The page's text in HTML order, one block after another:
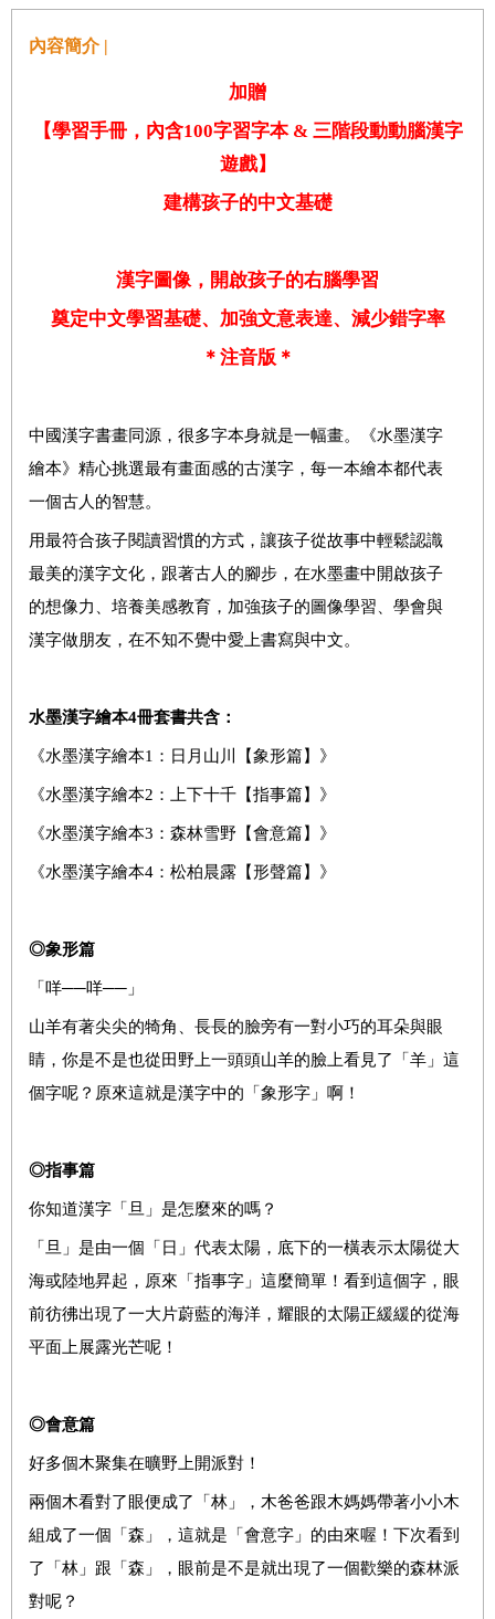
內容簡介 |
加贈
【學習手冊，內含100字習字本& 三階段動動腦漢字
遊戲】
建構孩子的中文基礎
漢字圖像，開啟孩子的右腦學習
奠定中文學習基礎、加強文意表達、減少錯字率
＊注音版＊
中國漢字書畫同源，很多字本身就是一幅畫。
《水墨漢字
繪本》精心挑選最有畫面感的古漢字， 每一本繪本都代表
一個古人的智慧。
用最符合孩子閱讀習慣的方式，讓孩子從故事中輕鬆認識
最美的漢字文化，跟著古人的腳步，在水墨畫中開啟孩子
的想像力、培養美感教育，加強孩子的圖像學習、學會與
漢字做朋友，在不知不覺中愛上書寫與中文。
水墨漢字繪本4冊套書共含：
《水墨漢字繪本1：日月山川【象形篇】》
《水墨漢字繪本2：上下十千【指事篇】》
《水墨漢字繪本3：森林雪野【會意篇】》
《水墨漢字繪本4：松柏晨露【形聲篇】》
◎象形篇
「咩──咩──」
山羊有著尖尖的犄角、長長的臉旁有一對小巧的耳朵與眼
睛，你是不是也從田野上一頭頭山羊的臉上看見了「羊」這
個字呢？原來這就是漢字中的「象形字」啊！
◎指事篇
你知道漢字「旦」是怎麼來的嗎？
「旦」是由一個「日」代表太陽，底下的一橫表示太陽從大
海或陸地昇起，原來「指事字」這麼簡單！看到這個字，眼
前彷彿出現了一大片蔚藍的海洋，耀眼的太陽正緩緩的從海
平面上展露光芒呢！
◎會意篇
好多個木聚集在曠野上開派對！
兩個木看對了眼便成了「林」，木爸爸跟木媽媽帶著小小木
組成了一個「森」，這就是「會意字」的由來喔！下次看到
了「林」跟「森」，眼前是不是就出現了一個歡樂的森林派
對呢？